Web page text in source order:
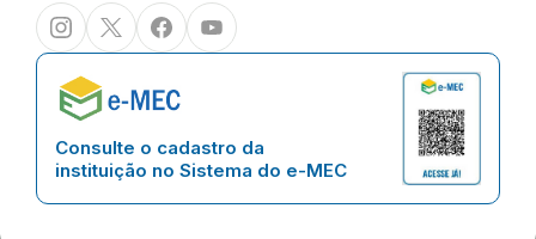
InstagramTwitter/XFacebookYoutube
Consulte o cadastro da
instituição no Sistema do e-MEC